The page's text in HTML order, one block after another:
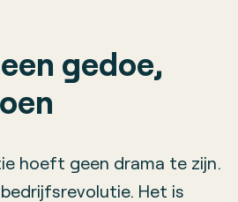
gedoe,
hoeft geen drama te zijn.
Het is